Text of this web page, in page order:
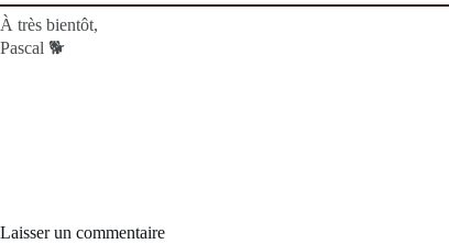
À très bientôt,
Pascal 🐕
Laisser un commentaire